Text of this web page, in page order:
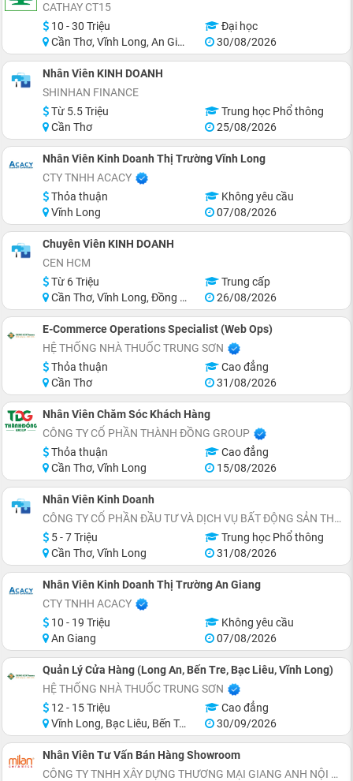
CATHAY CT15
10 - 30 Triệu
Đại học
Cần Thơ, Vĩnh Long, An Giang, Hậu Giang, Hồ Chí Minh
30/08/2026
Nhân Viên KINH DOANH
SHINHAN FINANCE
Từ 5.5 Triệu
Trung học Phổ thông
Cần Thơ
25/08/2026
Nhân Viên Kinh Doanh Thị Trường Vĩnh Long
CTY TNHH ACACY
Thỏa thuận
Không yêu cầu
Vĩnh Long
07/08/2026
Chuyên Viên KINH DOANH
CEN HCM
Từ 6 Triệu
Trung cấp
Cần Thơ, Vĩnh Long, Đồng Tháp, Hậu Giang, Sóc Trăng, Trà Vinh
26/08/2026
E-Commerce Operations Specialist (Web Ops)
HỆ THỐNG NHÀ THUỐC TRUNG SƠN
Thỏa thuận
Cao đẳng
Cần Thơ
31/08/2026
Nhân Viên Chăm Sóc Khách Hàng
CÔNG TY CỔ PHẦN THÀNH ĐỒNG GROUP
Thỏa thuận
Cao đẳng
Cần Thơ, Vĩnh Long
15/08/2026
Nhân Viên Kinh Doanh
CÔNG TY CỔ PHẦN ĐẦU TƯ VÀ DỊCH VỤ BẤT ĐỘNG SẢN THÀNH THẮNG GROUP
5 - 7 Triệu
Trung học Phổ thông
Cần Thơ, Vĩnh Long
31/08/2026
Nhân Viên Kinh Doanh Thị Trường An Giang
CTY TNHH ACACY
10 - 19 Triệu
Không yêu cầu
An Giang
07/08/2026
Quản Lý Cửa Hàng (Long An, Bến Tre, Bạc Liêu, Vĩnh Long)
HỆ THỐNG NHÀ THUỐC TRUNG SƠN
12 - 15 Triệu
Cao đẳng
Vĩnh Long, Bạc Liêu, Bến Tre, Long An
30/09/2026
Nhân Viên Tư Vấn Bán Hàng Showroom
CÔNG TY TNHH XÂY DỰNG THƯƠNG MẠI GIANG ANH NỘI THẤT ĐẸP